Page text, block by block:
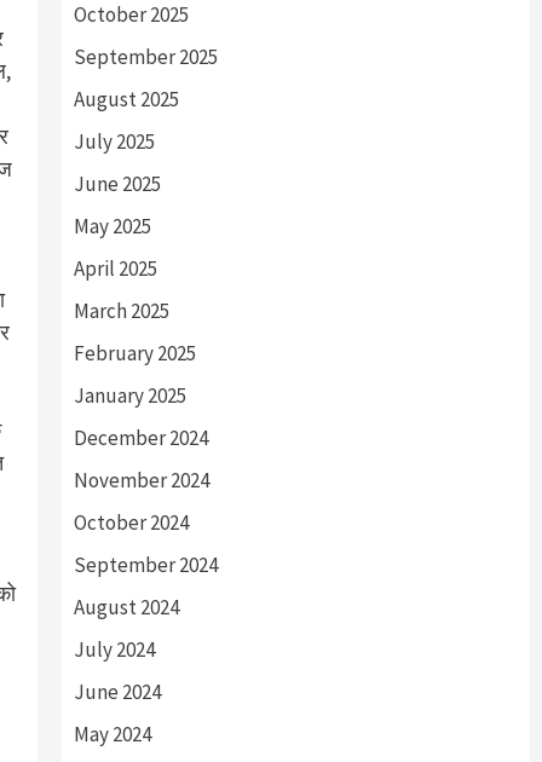
October 2025
September 2025
August 2025
July 2025
June 2025
May 2025
April 2025
March 2025
February 2025
January 2025
December 2024
November 2024
October 2024
September 2024
August 2024
July 2024
June 2024
May 2024